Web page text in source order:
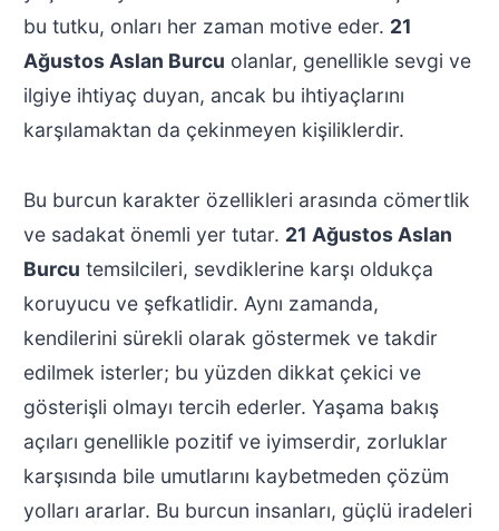
bu tutku, onları her zaman motive eder. 21
Ağustos Aslan Burcu olanlar, genellikle sevgi ve
ilgiye ihtiyaç duyan, ancak bu ihtiyaçlarını
karşılamaktan da çekinmeyen kişiliklerdir.
Bu burcun karakter özellikleri arasında cömertlik
ve sadakat önemli yer tutar. 21 Ağustos Aslan
Burcu temsilcileri, sevdiklerine karşı oldukça
koruyucu ve şefkatlidir. Aynı zamanda,
kendilerini sürekli olarak göstermek ve takdir
edilmek isterler; bu yüzden dikkat çekici ve
gösterişli olmayı tercih ederler. Yaşama bakış
açıları genellikle pozitif ve iyimserdir, zorluklar
karşısında bile umutlarını kaybetmeden çözüm
yolları ararlar. Bu burcun insanları, güçlü iradeleri